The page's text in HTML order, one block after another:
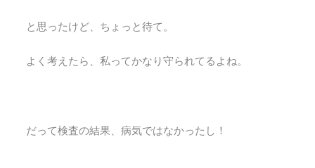
と思ったけど、ちょっと待て。
よく考えたら、私ってかなり守られてるよね。
だって検査の結果、病気ではなかったし！